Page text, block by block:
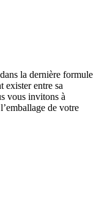
la dernière formule
exister entre sa
vous invitons à
de votre